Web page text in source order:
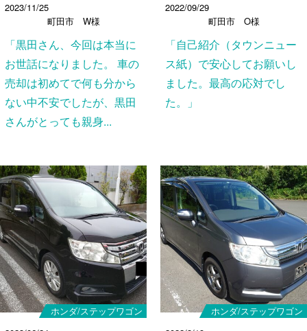
2023/11/25
町田市 W様
「黒田さん、今回は本当に
お世話になりました。 車の
売却は初めてで何も分から
ない中不安でしたが、黒田
さんがとっても親身...
2022/09/29
町田市 O様
「自己紹介（タウンニュー
ス紙）で安心してお願いし
ました。最高の応対でし
た。」
ホンダ/ステップワゴン
ホンダ/ステップワゴン